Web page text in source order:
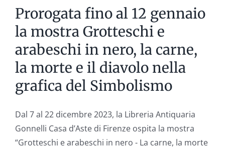
Prorogata fino al 12 gennaio
la mostra Grotteschi e
arabeschi in nero, la carne,
la morte e il diavolo nella
grafica del Simbolismo
Dal 7 al 22 dicembre 2023, la Libreria Antiquaria
Gonnelli Casa d’Aste di Firenze ospita la mostra
“Grotteschi e arabeschi in nero - La carne, la morte